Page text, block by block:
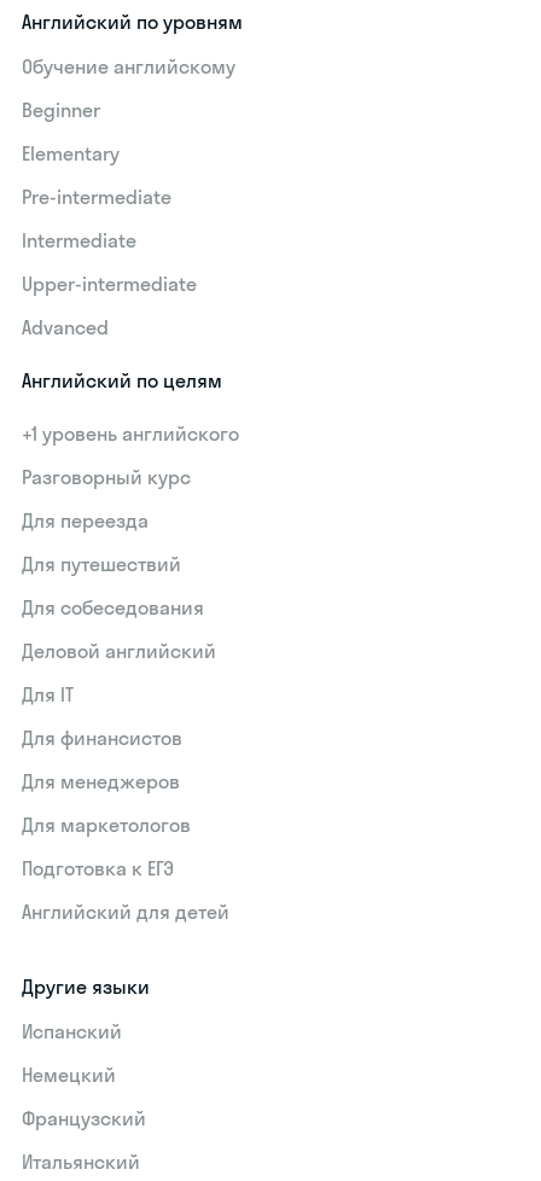
Английский по уровням
Обучение английскому
Beginner
Elementary
Pre-intermediate
Intermediate
Upper-intermediate
Advanced
Английский по целям
+1 уровень английского
Разговорный курс
Для переезда
Для путешествий
Для собеседования
Деловой английский
Для IT
Для финансистов
Для менеджеров
Для маркетологов
Подготовка к ЕГЭ
Английский для детей
Другие языки
Испанский
Немецкий
Французский
Итальянский